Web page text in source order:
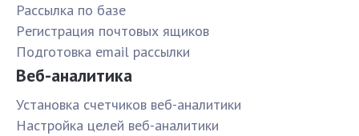
Рассылка по базе
Pегистрация почтовых ящиков
Подготовка email рассылки
Веб-аналитика
Установка счетчиков веб-аналитики
Настройка целей веб-аналитики